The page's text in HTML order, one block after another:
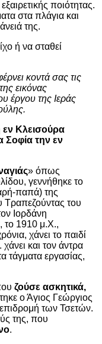
ποιότητας.
στα πλάγια και
της.
ή να σταθεί
κοντά σας τις
εικόνας
έργου της Ιεράς
εν Κλεισούρα
Σοφία την εν
» όπως
γεννήθηκε το
παπά) της
του
Ιορδάνη
το 1910 μ.Χ.,
χάνει το παιδί
και τον άντρα
τάγματα εργασίας,
ζούσε ασκητικά,
ο Άγιος Γεώργιος
επιδρομή των Τσετών.
της, που
.